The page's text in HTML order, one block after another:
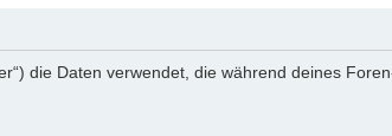
die Daten verwendet, die während deines